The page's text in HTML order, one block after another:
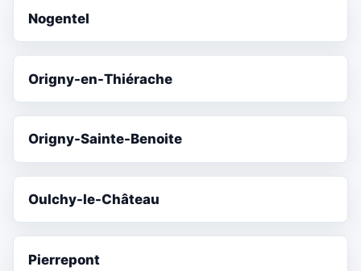
Nogentel
Origny-en-Thiérache
Origny-Sainte-Benoite
Oulchy-le-Château
Pierrepont